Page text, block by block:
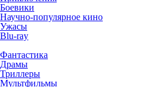
Боевики
Научно-популярное кино
Ужасы
Blu-ray
Фантастика
Драмы
Триллеры
Мультфильмы